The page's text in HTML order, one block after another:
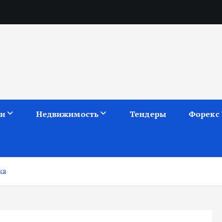
Недвижимость Тендеры Форекс